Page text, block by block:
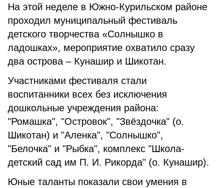
На этой неделе в Южно-Курильском районе
проходил муниципальный фестиваль
детского творчества «Солнышко в
ладошках», мероприятие охватило сразу
два острова – Кунашир и Шикотан.
Участниками фестиваля стали
воспитанники всех без исключения
дошкольные учреждения района:
"Ромашка", "Островок", "Звëздочка" (о.
Шикотан) и "Аленка", "Солнышко",
"Белочка" и "Рыбка", комплекс "Школа-
детский сад им П. И. Рикорда" (о. Кунашир).
Юные таланты показали свои умения в